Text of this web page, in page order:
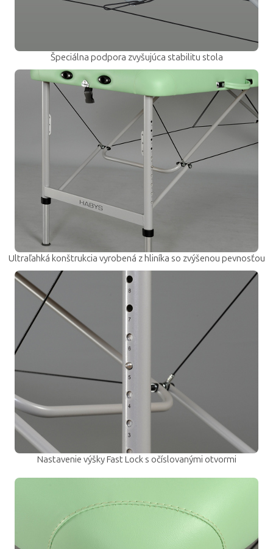
Špeciálna podpora zvyšujúca stabilitu stola
Ultraľahká konštrukcia vyrobená z hliníka so zvýšenou pevnosťou
Nastavenie výšky Fast Lock s očíslovanými otvormi